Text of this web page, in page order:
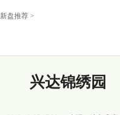
新盘推荐 >
兴达锦绣园